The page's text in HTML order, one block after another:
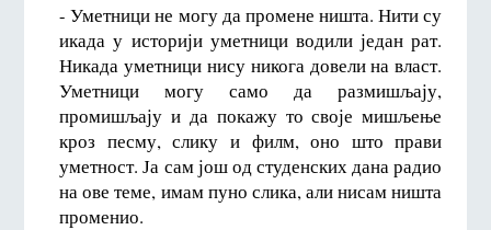
- Уметници не могу да промене ништа. Нити су
икада у историји уметници водили један рат.
Никада уметници нису никога довели на власт.
Уметници могу само да размишљају,
промишљају и да покажу то своје мишљење
кроз песму, слику и филм, оно што прави
уметност. Ја сам још од студенских дана радио
на ове теме, имам пуно слика, али нисам ништа
променио.